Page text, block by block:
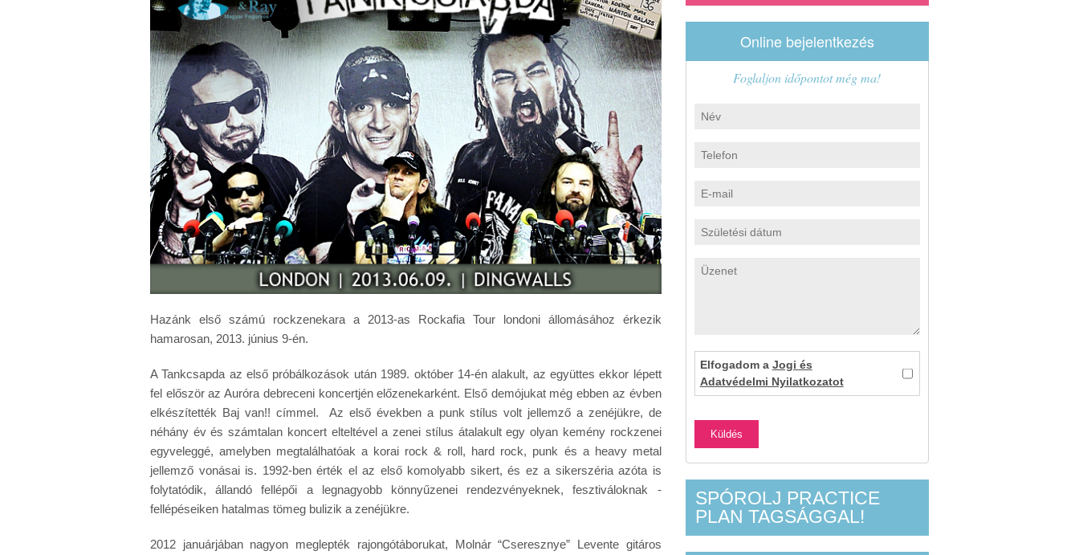
Fogorvosi ügyelet
Karrier - Munkalehetőség
Parodontológia
Periodontális kezelés
Fogékszer
Hazánk első számú rockzenekara a 2013-as Rockafia Tour londoni állomásához érkezik
hamarosan, 2013. június 9-én.
A Tankcsapda az első próbálkozások után 1989. október 14-én alakult, az együttes ekkor lépett
fel először az Auróra debreceni koncertjén előzenekarként. Első demójukat még ebben az évben
elkészítették Baj van!! címmel. Az első években a punk stílus volt jellemző a zenéjükre, de
néhány év és számtalan koncert elteltével a zenei stílus átalakult egy olyan kemény rockzenei
egyveleggé, amelyben megtalálhatóak a korai rock & roll, hard rock, punk és a heavy metal
jellemző vonásai is. 1992-ben érték el az első komolyabb sikert, és ez a sikerszéria azóta is
folytatódik, állandó fellépői a legnagyobb könnyűzenei rendezvényeknek, fesztiváloknak -
fellépéseiken hatalmas tömeg bulizik a zenéjükre.
2012 januárjában nagyon meglepték rajongótáborukat, Molnár “Cseresznye” Levente gitáros
Online bejelentkezés
Foglaljon időpontot még ma!
Elfogadom a Jogi és
Adatvédelmi Nyilatkozatot
SPÓROLJ PRACTICE
PLAN TAGSÁGGAL!